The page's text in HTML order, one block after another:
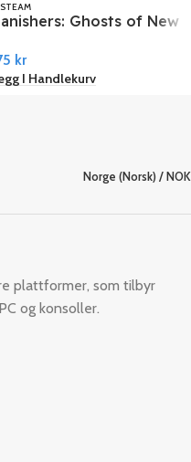
STEAM
Ghosts of New
kr
I Handlekurv
Norge (Norsk) / NOK
plattformer, som tilbyr
og konsoller.